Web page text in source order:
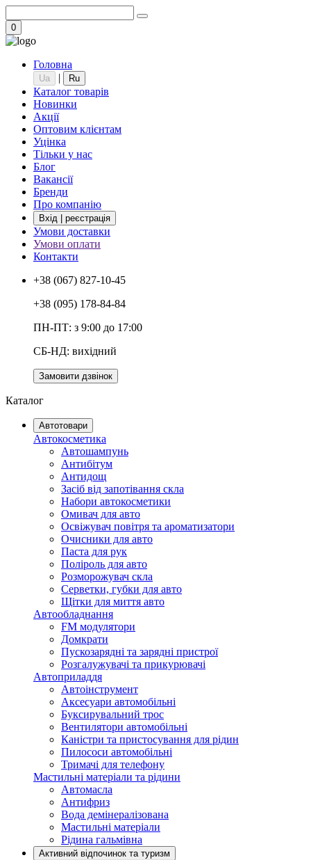
0
Головна
Ua | Ru
Каталог товарів
Новинки
Акції
Оптовим клієнтам
Уцінка
Тільки у нас
Блог
Вакансії
Бренди
Про компанію
Вхід | реєстрація
Умови доставки
Умови оплати
Контакти
+38 (067) 827-10-45
+38 (095) 178-84-84
ПН-ПТ: з 9:00 до 17:00
СБ-НД: вихідний
Замовити дзвінок
Каталог
Автотовари
Автокосметика
Автошампунь
Антибітум
Антидощ
Засіб від запотівання скла
Набори автокосметики
Омивач для авто
Освіжувач повітря та ароматизатори
Очисники для авто
Паста для рук
Поліроль для авто
Розморожувач скла
Серветки, губки для авто
Щітки для миття авто
Автообладнання
FM модулятори
Домкрати
Пускозарядні та зарядні пристрої
Розгалужувачі та прикурювачі
Автоприладдя
Автоінструмент
Аксесуари автомобільні
Буксирувальний трос
Вентилятори автомобільні
Каністри та пристосування для рідин
Пилососи автомобільні
Тримачі для телефону
Мастильні матеріали та рідини
Автомасла
Антифриз
Вода демінералізована
Мастильні матеріали
Рідина гальмівна
Активний відпочинок та туризм